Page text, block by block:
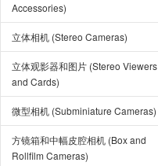
Accessories)
立体相机 (Stereo Cameras)
立体观影器和图片 (Stereo Viewers
and Cards)
微型相机 (Subminiature Cameras)
方镜箱和中幅皮腔相机 (Box and
Rollfilm Cameras)